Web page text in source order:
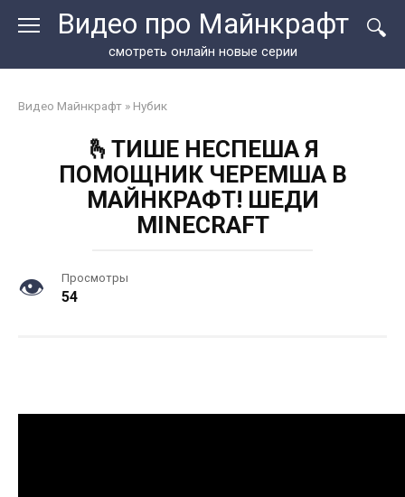
Видео про Майнкрафт
смотреть онлайн новые серии
Видео Майнкрафт » Нубик
🫰ТИШЕ НЕСПЕША Я
ПОМОЩНИК ЧЕРЕМША В
МАЙНКРАФТ! ШЕДИ
MINECRAFT
Просмотры
54